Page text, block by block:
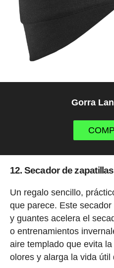
Gorra
12. Secador de
Un regalo sencillo,
que parece. Este
y guantes acelera el
o entrenamientos
aire templado que evita
olores y alarga la vida útil